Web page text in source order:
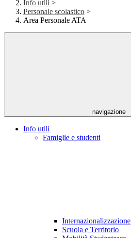
Info utili >
Personale scolastico >
Area Personale ATA
navigazione
Info utili
Famiglie e studenti
Internazionalizzazione
Scuola e Territorio